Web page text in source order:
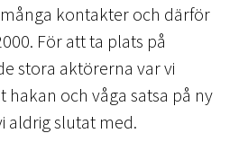
kontakter och därför
För att ta plats på
stora aktörerna var vi
hakan och våga satsa på ny
aldrig slutat med.